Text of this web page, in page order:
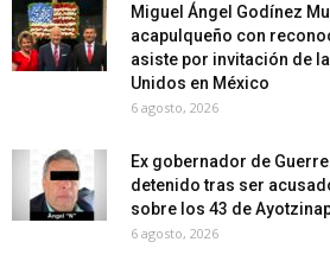
Miguel Ángel Godínez
acapulqueño con
asiste por invitación de
Unidos en México
6 agosto, 2026
Ex gobernador de
detenido tras ser
sobre los 43 de
6 agosto, 2026